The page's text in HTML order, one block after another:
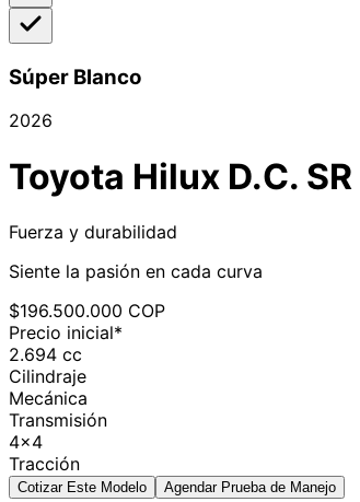
Súper Blanco
2026
Toyota Hilux D.C.
Fuerza y durabilidad
Siente la pasión en cada curva
$196.500.000 COP
Precio inicial*
2.694 cc
Cilindraje
Mecánica
Transmisión
4x4
Tracción
Cotizar Este Modelo Agendar Prueba de Manejo